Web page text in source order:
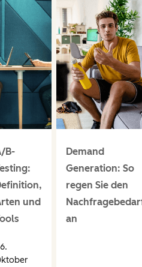
B-
und
Demand
Generation: So
regen Sie den
an